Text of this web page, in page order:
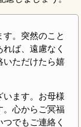
す。突然のこと
ば、遠慮なく
いただけたら嬉
います。お母様
。心からご冥福
でもご連絡く